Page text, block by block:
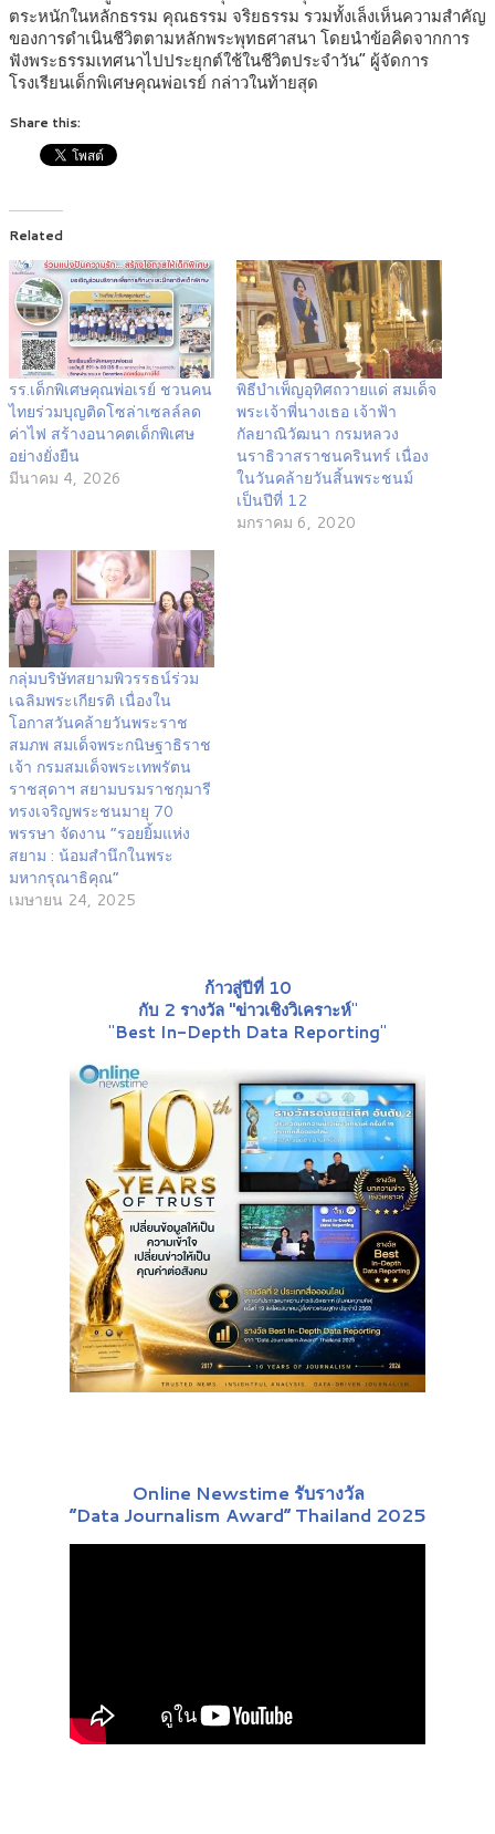
ตระหนักในหลักธรรม คุณธรรม จริยธรรม รวมทั้งเล็งเห็นความสำคัญ
ของการดำเนินชีวิตตามหลักพระพุทธศาสนา โดยนำข้อคิดจากการ
ฟังพระธรรมเทศนาไปประยุกต์ใช้ในชีวิตประจำวัน” ผู้จัดการ
โรงเรียนเด็กพิเศษคุณพ่อเรย์ กล่าวในท้ายสุด
Share this:
Related
รร.เด็กพิเศษคุณพ่อเรย์ ชวนคน
ไทยร่วมบุญติดโซล่าเซลล์ลด
ค่าไฟ สร้างอนาคตเด็กพิเศษ
อย่างยั่งยืน
มีนาคม 4, 2026
พิธีบำเพ็ญอุทิศถวายแด่ สมเด็จ
พระเจ้าพี่นางเธอ เจ้าฟ้า
กัลยาณิวัฒนา กรมหลวง
นราธิวาสราชนครินทร์ เนื่อง
ในวันคล้ายวันสิ้นพระชนม์
เป็นปีที่ 12
มกราคม 6, 2020
กลุ่มบริษัทสยามพิวรรธน์ร่วม
เฉลิมพระเกียรติ เนื่องใน
โอกาสวันคล้ายวันพระราช
สมภพ สมเด็จพระกนิษฐาธิราช
เจ้า กรมสมเด็จพระเทพรัตน
ราชสุดาฯ สยามบรมราชกุมารี
ทรงเจริญพระชนมายุ 70
พรรษา จัดงาน “รอยยิ้มแห่ง
สยาม : น้อมสำนึกในพระ
มหากรุณาธิคุณ”
เมษายน 24, 2025
ก้าวสู่ปีที่ 10
กับ 2 รางวัล "ข่าวเชิงวิเคราะห์"
"Best In-Depth Data Reporting"
Online Newstime รับรางวัล
“Data Journalism Award” Thailand 2025